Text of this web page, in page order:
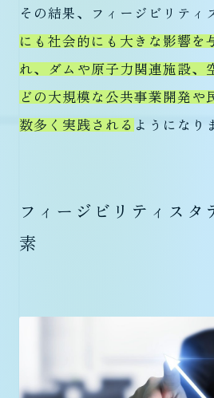
その結果、フィージビリティ
にも社会的にも大きな影響を
れ、ダムや原子力関連施設、
どの大規模な公共事業開発や
数多く実践される ようになり
フィージビリティスタ
素